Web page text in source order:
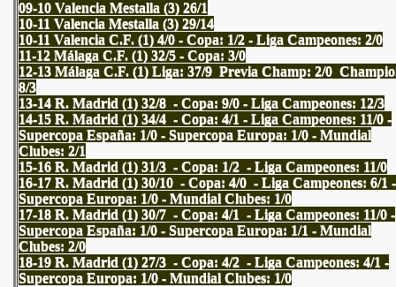
09-10 Valencia Mestalla (3) 26/1
10-11 Valencia Mestalla (3) 29/14
10-11 Valencia C.F. (1) 4/0 - Copa: 1/2 - Liga Campeones: 2/0
11-12 Málaga C.F. (1) 32/5 - Copa: 3/0
12-13 Málaga C.F. (1) Liga: 37/9 Previa Champ: 2/0
8/3
13-14 R. Madrid (1) 32/8 - Copa: 9/0 - Liga Campeones: 12/3
14-15 R. Madrid (1) 34/4 - Copa: 4/1 - Liga Campeones: 11/0 -
Supercopa España: 1/0 - Supercopa Europa: 1/0 - Mundial
Clubes: 2/1
15-16 R. Madrid (1) 31/3 - Copa: 1/2 - Liga Campeones: 11/0
16-17 R. Madrid (1) 30/10 - Copa: 4/0 - Liga Campeones: 6/1 -
Supercopa Europa: 1/0 - Mundial Clubes: 1/0
17-18 R. Madrid (1) 30/7 - Copa: 4/1 - Liga Campeones: 11/0 -
Supercopa España: 1/0 - Supercopa Europa: 1/1 - Mundial
Clubes: 2/0
18-19 R. Madrid (1) 27/3 - Copa: 4/2 - Liga Campeones: 4/1 -
Supercopa Europa: 1/0 - Mundial Clubes: 1/0